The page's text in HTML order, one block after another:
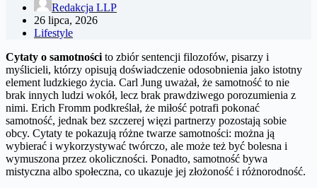
Redakcja LLP
26 lipca, 2026
Lifestyle
Cytaty o samotności to zbiór sentencji filozofów, pisarzy i
myślicieli, którzy opisują doświadczenie odosobnienia jako istotny
element ludzkiego życia. Carl Jung uważał, że samotność to nie
brak innych ludzi wokół, lecz brak prawdziwego porozumienia z
nimi. Erich Fromm podkreślał, że miłość potrafi pokonać
samotność, jednak bez szczerej więzi partnerzy pozostają sobie
obcy. Cytaty te pokazują różne twarze samotności: można ją
wybierać i wykorzystywać twórczo, ale może też być bolesna i
wymuszona przez okoliczności. Ponadto, samotność bywa
mistyczna albo społeczna, co ukazuje jej złożoność i różnorodność.